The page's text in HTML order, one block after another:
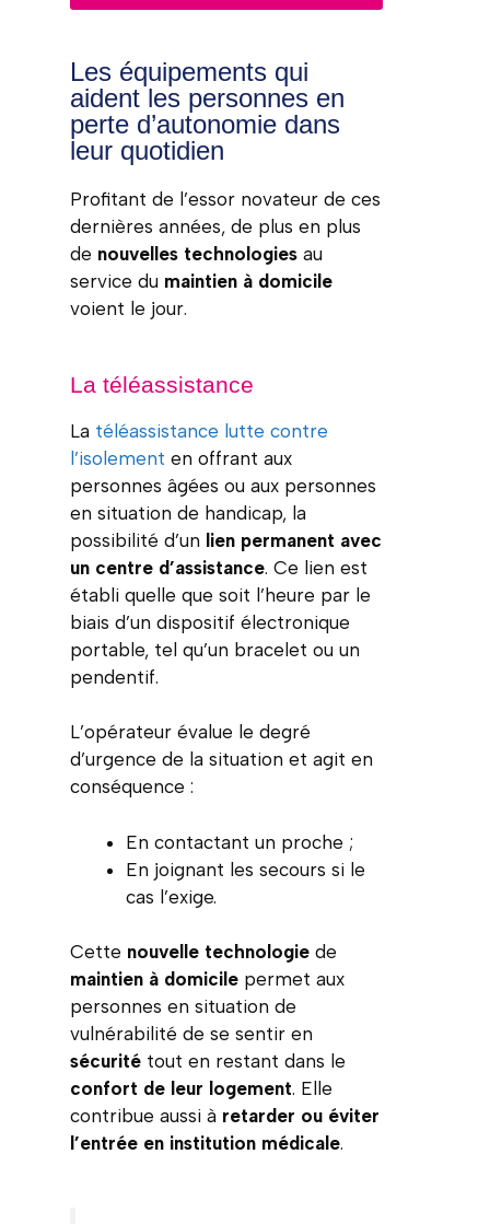
Les équipements qui
aident les personnes en
perte d’autonomie dans
leur quotidien
Profitant de l’essor novateur de ces
dernières années, de plus en plus
de nouvelles technologies au
service du maintien à domicile
voient le jour.
La téléassistance
La téléassistance lutte contre
l’isolement en offrant aux
personnes âgées ou aux personnes
en situation de handicap, la
possibilité d’un lien permanent avec
un centre d’assistance. Ce lien est
établi quelle que soit l’heure par le
biais d’un dispositif électronique
portable, tel qu’un bracelet ou un
pendentif.
L’opérateur évalue le degré
d’urgence de la situation et agit en
conséquence :
En contactant un proche ;
En joignant les secours si le
cas l’exige.
Cette nouvelle technologie de
maintien à domicilepermet aux
personnes en situation de
vulnérabilité de se sentir en
sécuritétout en restant dans le
confort de leur logement. Elle
contribue aussi à retarder ou éviter
l’entrée en institution médicale.